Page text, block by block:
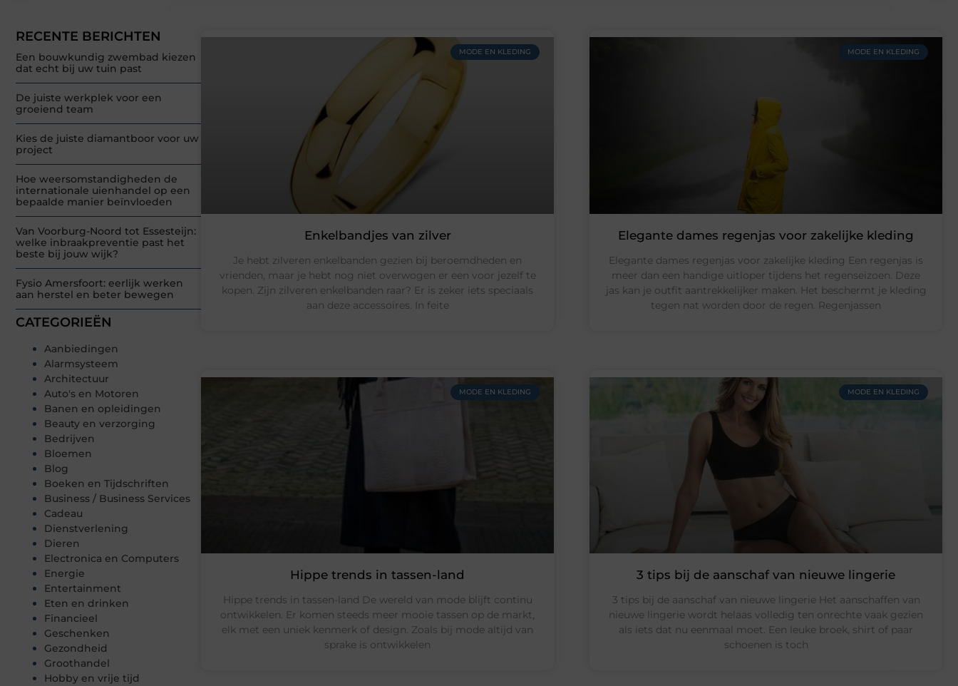
RECENTE BERICHTEN
Een bouwkundig zwembad kiezen
dat echt bij uw tuin past
De juiste werkplek voor een
groeiend team
Kies de juiste diamantboor voor uw
project
Hoe weersomstandigheden de
internationale uienhandel op een
bepaalde manier beïnvloeden
Van Voorburg-Noord tot Essesteijn:
welke inbraakpreventie past het
beste bij jouw wijk?
Fysio Amersfoort: eerlijk werken
aan herstel en beter bewegen
CATEGORIEËN
Aanbiedingen
Alarmsysteem
Architectuur
Auto's en Motoren
Banen en opleidingen
Beauty en verzorging
Bedrijven
Bloemen
Blog
Boeken en Tijdschriften
Business / Business Services
Cadeau
Dienstverlening
Dieren
Electronica en Computers
Energie
Entertainment
Eten en drinken
Financieel
Geschenken
Gezondheid
Groothandel
Hobby en vrije tijd
MODE EN KLEDING
Enkelbandjes van zilver
Je hebt zilveren enkelbanden gezien bij beroemdheden en
vrienden, maar je hebt nog niet overwogen er een voor jezelf te
kopen. Zijn zilveren enkelbanden raar? Er is zeker iets speciaals
aan deze accessoires. In feite
MODE EN KLEDING
Elegante dames regenjas voor zakelijke kleding
Elegante dames regenjas voor zakelijke kleding Een regenjas is
meer dan een handige uitloper tijdens het regenseizoen. Deze
jas kan je outfit aantrekkelijker maken. Het beschermt je kleding
tegen nat worden door de regen. Regenjassen
MODE EN KLEDING
Hippe trends in tassen-land
Hippe trends in tassen-land De wereld van mode blijft continu
ontwikkelen. Er komen steeds meer mooie tassen op de markt,
elk met een uniek kenmerk of design. Zoals bij mode altijd van
sprake is ontwikkelen
MODE EN KLEDING
3 tips bij de aanschaf van nieuwe lingerie
3 tips bij de aanschaf van nieuwe lingerie Het aanschaffen van
nieuwe lingerie wordt helaas volledig ten onrechte vaak gezien
als iets dat nu eenmaal moet. Een leuke broek, shirt of paar
schoenen is toch